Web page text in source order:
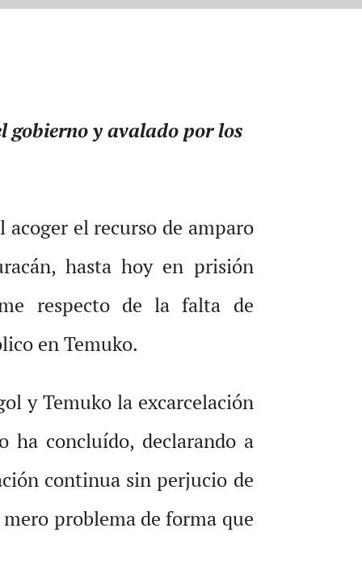
gobierno y avalado por los
el recurso de amparo
hasta hoy en prisión
respecto de la falta de
en Temuko.
y Temuko la excarcelación
ha concluído, declarando a
continua sin perjucio de
problema de forma que